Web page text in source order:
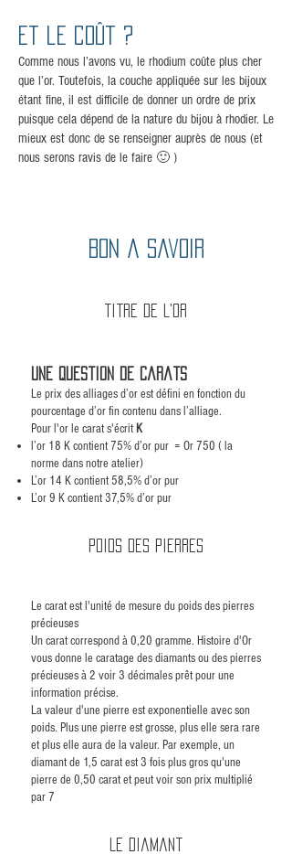
Et le coût ?
Comme nous l’avons vu, le rhodium coûte plus cher
que l’or. Toutefois, la couche appliquée sur les bijoux
étant fine, il est difficile de donner un ordre de prix
puisque cela dépend de la nature du bijou à rhodier. Le
mieux est donc de se renseigner auprès de nous (et
nous serons ravis de le faire 🙂 )
Bon a savoir
Titre de L'or
Une question de carats
Le prix des alliages d’or est défini en fonction du
pourcentage d’or fin contenu dans l’alliage.
Pour l'or le carat s'écritK
l’or 18 K contient 75% d’or pur = Or 750 ( la
norme dans notre atelier)
L’or 14 K contient 58,5% d’or pur
L’or 9 K contient 37,5% d’or pur
Poids des pierres
Le carat est l'unité de mesure du poids des pierres
précieuses
Un carat correspond à 0,20 gramme. Histoire d'Or
vous donne le caratage des diamants ou des pierres
précieuses à 2 voir 3 décimales prêt pour une
information précise.
La valeur d'une pierre est exponentielle avec son
poids. Plus une pierre est grosse, plus elle sera rare
et plus elle aura de la valeur. Par exemple, un
diamant de 1,5 carat est 3 fois plus gros qu'une
pierre de 0,50 carat et peut voir son prix multiplié
par 7
Le Diamant